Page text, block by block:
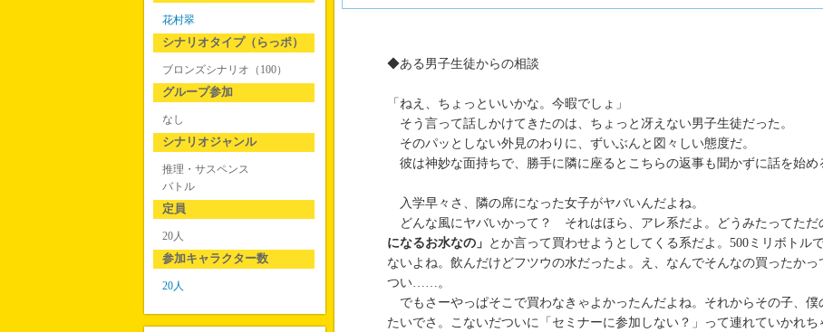
◆ある男子生徒からの相談
「ねえ、ちょっといいかな。今暇でしょ」
そう言って話しかけてきたのは、ちょっと冴えない男子生徒だった。
そのパッとしない外見のわりに、ずいぶんと図々しい態度だ。
彼は神妙な面持ちで、勝手に隣に座るとこちらの返事も聞かずに話を始め
入学早々さ、隣の席になった女子がヤバいんだよね。
どんな風にヤバいかって？ それはほら、アレ系だよ。どうみたってただ
になるお水なの」 とか言って買わせようとしてくる系だよ。500ミリボト
ないよね。飲んだけどフツウの水だったよ。え、なんでそんなの買ったか
つい……。
でもさーやっぱそこで買わなきゃよかったんだよね。それからその子、僕
たいでさ。こないだついに「セミナーに参加しない？」って連れていかれ
花村翠
シナリオタイプ（らっポ）
ブロンズシナリオ（100）
グループ参加
なし
シナリオジャンル
推理・サスペンス
バトル
定員
20人
参加キャラクター数
20人